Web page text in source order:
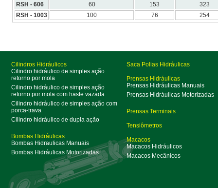
RSH - 606
60 153
323
RSH - 1003
100 76 254
Cilindros Hidráulicos
Cilindro hidráulico de simples ação
retorno por mola
Cilindro hidráulico de simples ação
retorno por mola com haste vazada
Cilindro hidráulico de simples ação com
porca-trava
Cilindro hidráulico de dupla ação
Bombas Hidráulicas
Bombas Hidraulicas Manuais
Bombas Hidráulicas Motorizadas
Saca Polias Hidráulicas
Prensas Hidráulicas
Prensas Hidráulicas Manuais
Prensas Hidráulicas Motorizadas
Prensas Terminais
Tensiômetros
Macacos
Macacos Hidráulicos
Macacos Mecânicos